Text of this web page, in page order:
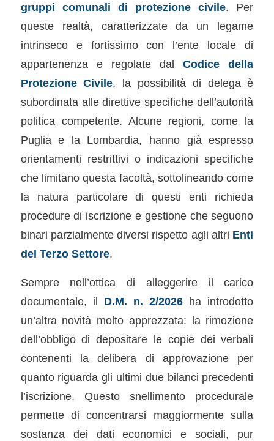
gruppi comunali di protezione civile. Per
queste realtà, caratterizzate da un legame
intrinseco e fortissimo con l’ente locale di
appartenenza e regolate dalCodice della
Protezione Civile, la possibilità di delega è
subordinata alle direttive specifiche dell’autorità
politica competente. Alcune regioni, come la
Puglia e la Lombardia, hanno già espresso
orientamenti restrittivi o indicazioni specifiche
che limitano questa facoltà, sottolineando come
la natura particolare di questi enti richieda
procedure di iscrizione e gestione che seguono
binari parzialmente diversi rispetto agli altri Enti
del Terzo Settore.
Sempre nell’ottica di alleggerire il carico
documentale, il D.M. n. 2/2026 ha introdotto
un’altra novità molto apprezzata: la rimozione
dell’obbligo di depositare le copie dei verbali
contenenti la delibera di approvazione per
quanto riguarda gli ultimi due bilanci precedenti
l’iscrizione. Questo snellimento procedurale
permette di concentrarsi maggiormente sulla
sostanza dei dati economici e sociali, pur